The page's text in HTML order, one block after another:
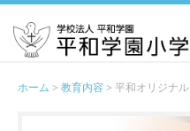
ホーム > 教育内容> 平和オリジナル